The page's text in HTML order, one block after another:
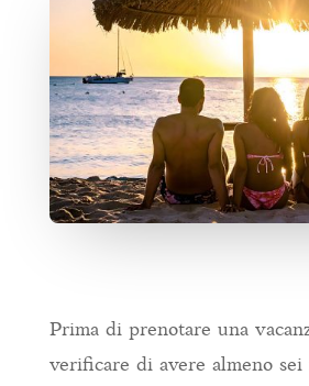
Prima di prenotare una
verificare di avere almeno sei